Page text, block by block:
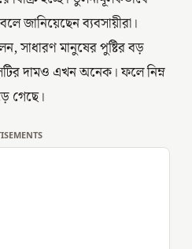
জানিয়েছেন ব্যবসায়ীরা।
সাধারণ মানুষের পুষ্টির বড়
দামও এখন অনেক। ফলে নিম্ন
গেছে।